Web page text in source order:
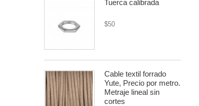
Tuerca calibrada
$50
Cable textil forrado
Yute, Precio por metro.
Metraje lineal sin
cortes